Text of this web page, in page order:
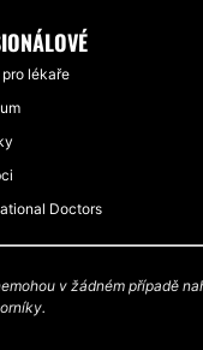
pro lékaře
Doctors
v žádném případě